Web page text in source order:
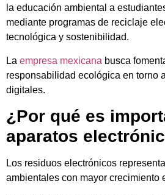
la educación ambiental a
mediante programas de reciclaje
tecnológica y sostenibilidad.
La empresa mexicana busca
responsabilidad ecológica en torno
digitales.
¿Por qué es
aparatos
Los residuos electrónicos
ambientales con mayor crecimiento